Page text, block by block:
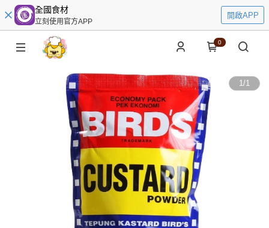
全國食材
立刻使用官方APP
開啟APP
0
1/1